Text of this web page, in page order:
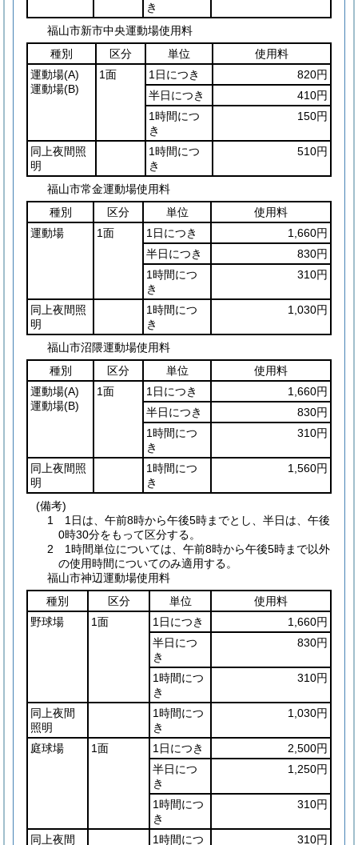
き
福山市新市中央運動場使用料
種別
区分 単位
使用料
運動場(A)
運動場(B)
1面 1日につき
820円
半日につき
410円
1時間につ
き
150円
同上夜間照
明
1時間につ
き
510円
福山市常金運動場使用料
種別
区分 単位
使用料
運動場
1面 1日につき
1,660円
半日につき
830円
1時間につ
き
310円
同上夜間照
明
1時間につ
き
1,030円
福山市沼隈運動場使用料
種別
区分 単位
使用料
運動場(A)
運動場(B)
1面 1日につき
1,660円
半日につき
830円
1時間につ
き
310円
同上夜間照
明
1時間につ
き
1,560円
(備考)
1 1日は、午前8時から午後5時までとし、半日は、午後
0時30分をもって区分する。
2 1時間単位については、午前8時から午後5時まで以外
の使用時間についてのみ適用する。
福山市神辺運動場使用料
種別
区分 単位
使用料
野球場
1面 1日につき
1,660円
半日につ
き
830円
1時間につ
き
310円
同上夜間
照明
1時間につ
き
1,030円
庭球場 1面 1日につき
2,500円
半日につ
き
1,250円
1時間につ
き
310円
同上夜間 1時間につ 310円